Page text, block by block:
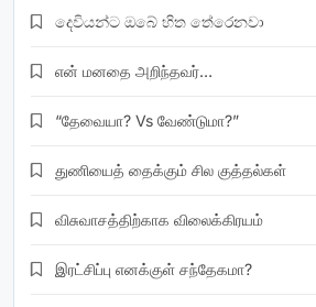
දෙවියන්ට ඔබේ හිත තේරෙනවා
என் மனதை அறிந்தவர்…
“தேவையா? Vs வேண்டுமா?”
துணியைத் தைக்கும் சில குத்தல்கள்
விசுவாசத்திற்காக விலைக்கிரயம்
இரட்சிப்பு எனக்குள் சந்தேகமா?